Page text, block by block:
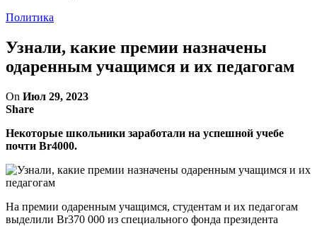
Политика
Узнали, какие премии назначены
одаренным учащимся и их педагогам
On Июл 29, 2023
Share
Некоторые школьники заработали на успешной учебе
почти Br4000.
На премии одаренным учащимся, студентам и их педагогам
выделили Br370 000 из специального фонда президента